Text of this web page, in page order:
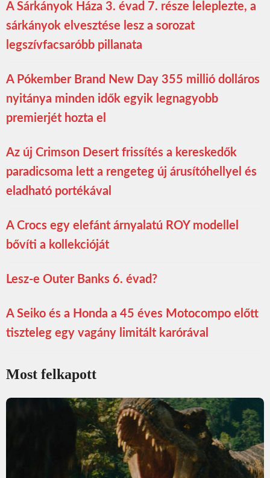
A Sárkányok Háza 3. évad 7. része leleplezte, a
sárkányok elvesztése lesz a sorozat
legszívfacsaróbb pillanata
A Pókember Brand New Day 355 millió dolláros
nyitánya minden idők egyik legnagyobb
premierjét hozta el
Az új Crimson Desert frissítés a kereskedők
paradicsoma lett a rengeteg új árusítóhellyel és
eladható portékával
A Crocs egy elefánt árnyalatú ROY modellel
bővíti a kollekcióját
Lesz-e Outer Banks 6. évad?
A Seiko és a Honda a 45 éves Motocompo előtt
tiszteleg egy vagány limitált karórával
Most felkapott